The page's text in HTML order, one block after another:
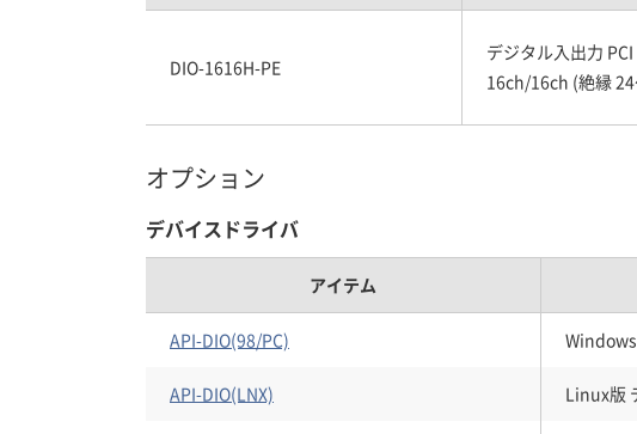
DIO-1616H-PE
デジタル入出力
16ch/16ch (絶縁 24
オプション
デバイスドライバ
アイテム
API-DIO(98/PC)
API-DIO(LNX) Linux版